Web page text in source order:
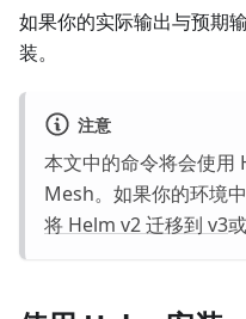
如果你的实际输出与预期
装。
注意
本文中的命令将会使用
Mesh。如果你的环境
将 Helm v2 迁移到 v3